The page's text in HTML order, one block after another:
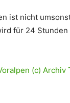
ist nicht
für 24 Stunden